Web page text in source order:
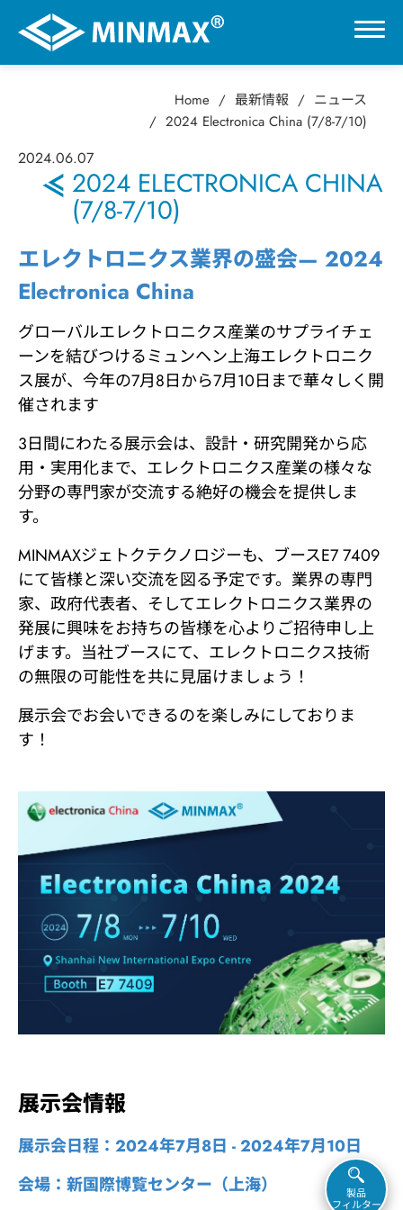
Home 最新情報
ニュース
2024 Electronica China (7/8-7/10)
2024.06.07
2024 ELECTRONICA CHINA
(7/8-7/10)
エレクトロニクス業界の盛会— 2024
Electronica China
グローバルエレクトロニクス産業のサプライチェ
ーンを結びつけるミュンヘン上海エレクトロニク
ス展が、今年の7月8日から7月10日まで華々しく開
催されます
3日間にわたる展示会は、設計・研究開発から応
用・実用化まで、エレクトロニクス産業の様々な
分野の専門家が交流する絶好の機会を提供しま
す。
MINMAXジェトクテクノロジーも、ブースE7 7409
にて皆様と深い交流を図る予定です。業界の専門
家、政府代表者、そしてエレクトロニクス業界の
発展に興味をお持ちの皆様を心よりご招待申し上
げます。当社ブースにて、エレクトロニクス技術
の無限の可能性を共に見届けましょう！
展示会でお会いできるのを楽しみにしておりま
す！
展示会情報
展示会日程：2024年7月8日 - 2024年7月10日
会場：新国際博覧センター（上海）
製品
フィルター
0
VR展示ホール
製品情報
用途分野
サポート
会社情報
最新情報
最新製品
ニュース
お問い合わせ